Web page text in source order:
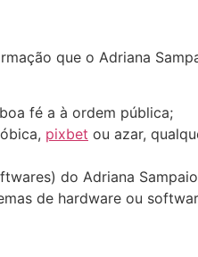
que o Adriana
fé a à ordem pública;
pixbet ou azar,
do Adriana
de hardware ou